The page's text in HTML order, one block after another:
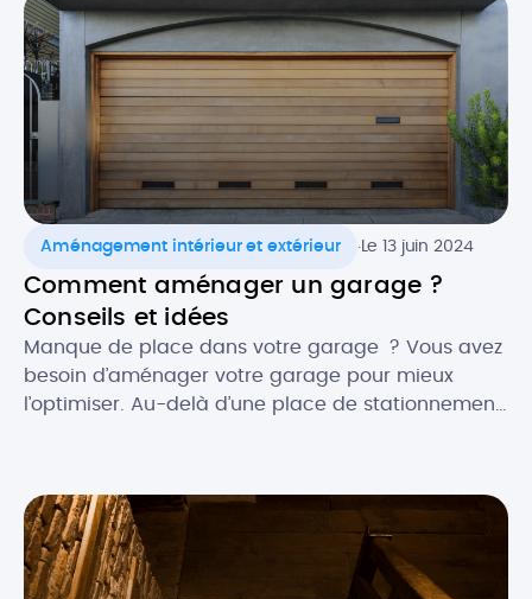
faut savoir sur la clim’ réversible, ou pompe à
chaleur air/air : comment elle […]
Aménagement intérieur et extérieur .Le 13 juin 2024
Comment aménager un garage ?
Conseils et idées
Manque de place dans votre garage ? Vous avez
besoin d’aménager votre garage pour mieux
l’optimiser. Au-delà d’une place de stationnement,
aménager des zones de votre garage en atelier
de bricolage, stockage, dressing ou encore
buanderie, voire l’exploiter en pièce de […]